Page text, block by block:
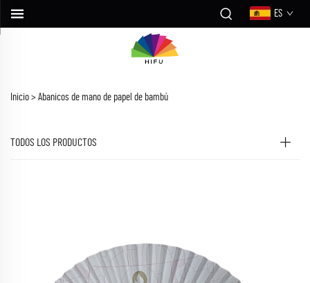
ES
Inicio > Abanicos de mano de papel de bambú
TODOS LOS PRODUCTOS